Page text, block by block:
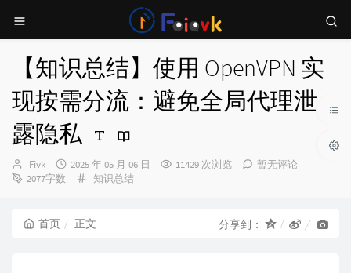
【知识总结】使用 OpenVPN 实
现按需分流：避免全局代理泄
露隐私
博
主：
Fivk
发
布
2025 年 05 月 06 日 11429 次浏览
暂无评论
2077字数
分
知识总结
首页 正文 分享到：